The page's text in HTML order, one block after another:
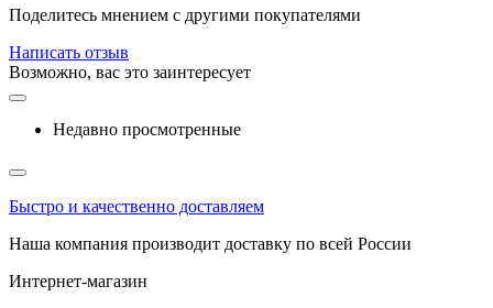
Поделитесь мнением с другими покупателями
Написать отзыв
Возможно, вас это заинтересует
Недавно просмотренные
Быстро и качественно доставляем
Наша компания производит доставку по всей России
Интернет-магазин